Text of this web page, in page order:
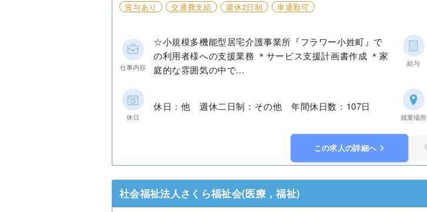
賞与あり 交通費支給 週休2日制 車通勤可
仕事内容
☆小規模多機能型居宅介護事業所『フラワー小姓町』で
の利用者様への支援業務 ＊サービス支援計画書作成 ＊家
庭的な雰囲気の中で...
給与
休日
休日：他 週休二日制：その他 年間休日数：107日
就業場所
この求人の詳細へ
社会福祉法人さくら福祉会(医療，福祉)